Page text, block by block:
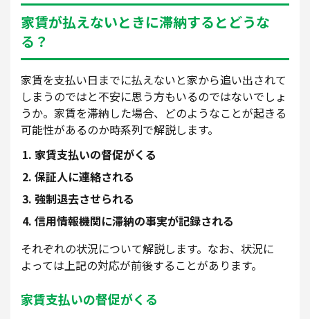
家賃が払えないときに滞納するとどうな
る？
家賃を支払い日までに払えないと家から追い出されて
しまうのではと不安に思う方もいるのではないでしょ
うか。家賃を滞納した場合、どのようなことが起きる
可能性があるのか時系列で解説します。
家賃支払いの督促がくる
保証人に連絡される
強制退去させられる
信用情報機関に滞納の事実が記録される
それぞれの状況について解説します。なお、状況に
よっては上記の対応が前後することがあります。
家賃支払いの督促がくる